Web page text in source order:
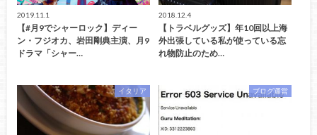
2019.11.1
【#月9でシャーロック】ディー
ン・フジオカ、岩田剛典主演、月9
ドラマ「シャー…
2018.12.4
【トラベルグッズ】年10回以上海
外出張している私が使っている忘
れ物防止のため…
イタリア ブログ運営